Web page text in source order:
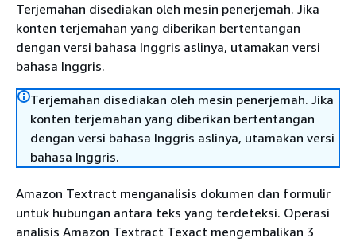
Terjemahan disediakan oleh mesin penerjemah. Jika
konten terjemahan yang diberikan bertentangan
dengan versi bahasa Inggris aslinya, utamakan versi
bahasa Inggris.
Terjemahan disediakan oleh mesin penerjemah. Jika
konten terjemahan yang diberikan bertentangan
dengan versi bahasa Inggris aslinya, utamakan versi
bahasa Inggris.
Amazon Textract menganalisis dokumen dan formulir
untuk hubungan antara teks yang terdeteksi. Operasi
analisis Amazon Textract Texact mengembalikan 3